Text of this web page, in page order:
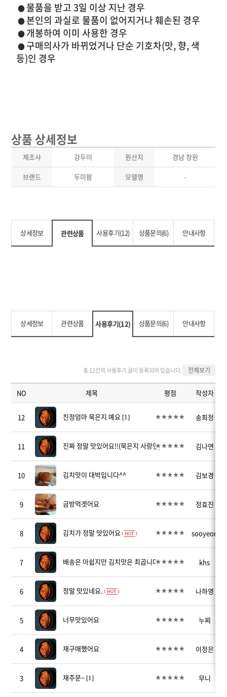
● 물품을 받고 3일 이상 지난 경우
●본인의 과실로 물품이 없어지거나 훼손된 경우
● 개봉하여 이미 사용한 경우
● 구매의사가 바뀌었거나 단순 기호차(맛, 향, 색
등)인 경우
상품 상세정보
제조사 강두미 원산지 경남 창원
브랜드 두미팜 모델명 -
상세정보 관련상품 사용후기(12) 상품문의(6) 안내사항
상세정보 관련상품 사용후기(12) 상품문의(6) 안내사항